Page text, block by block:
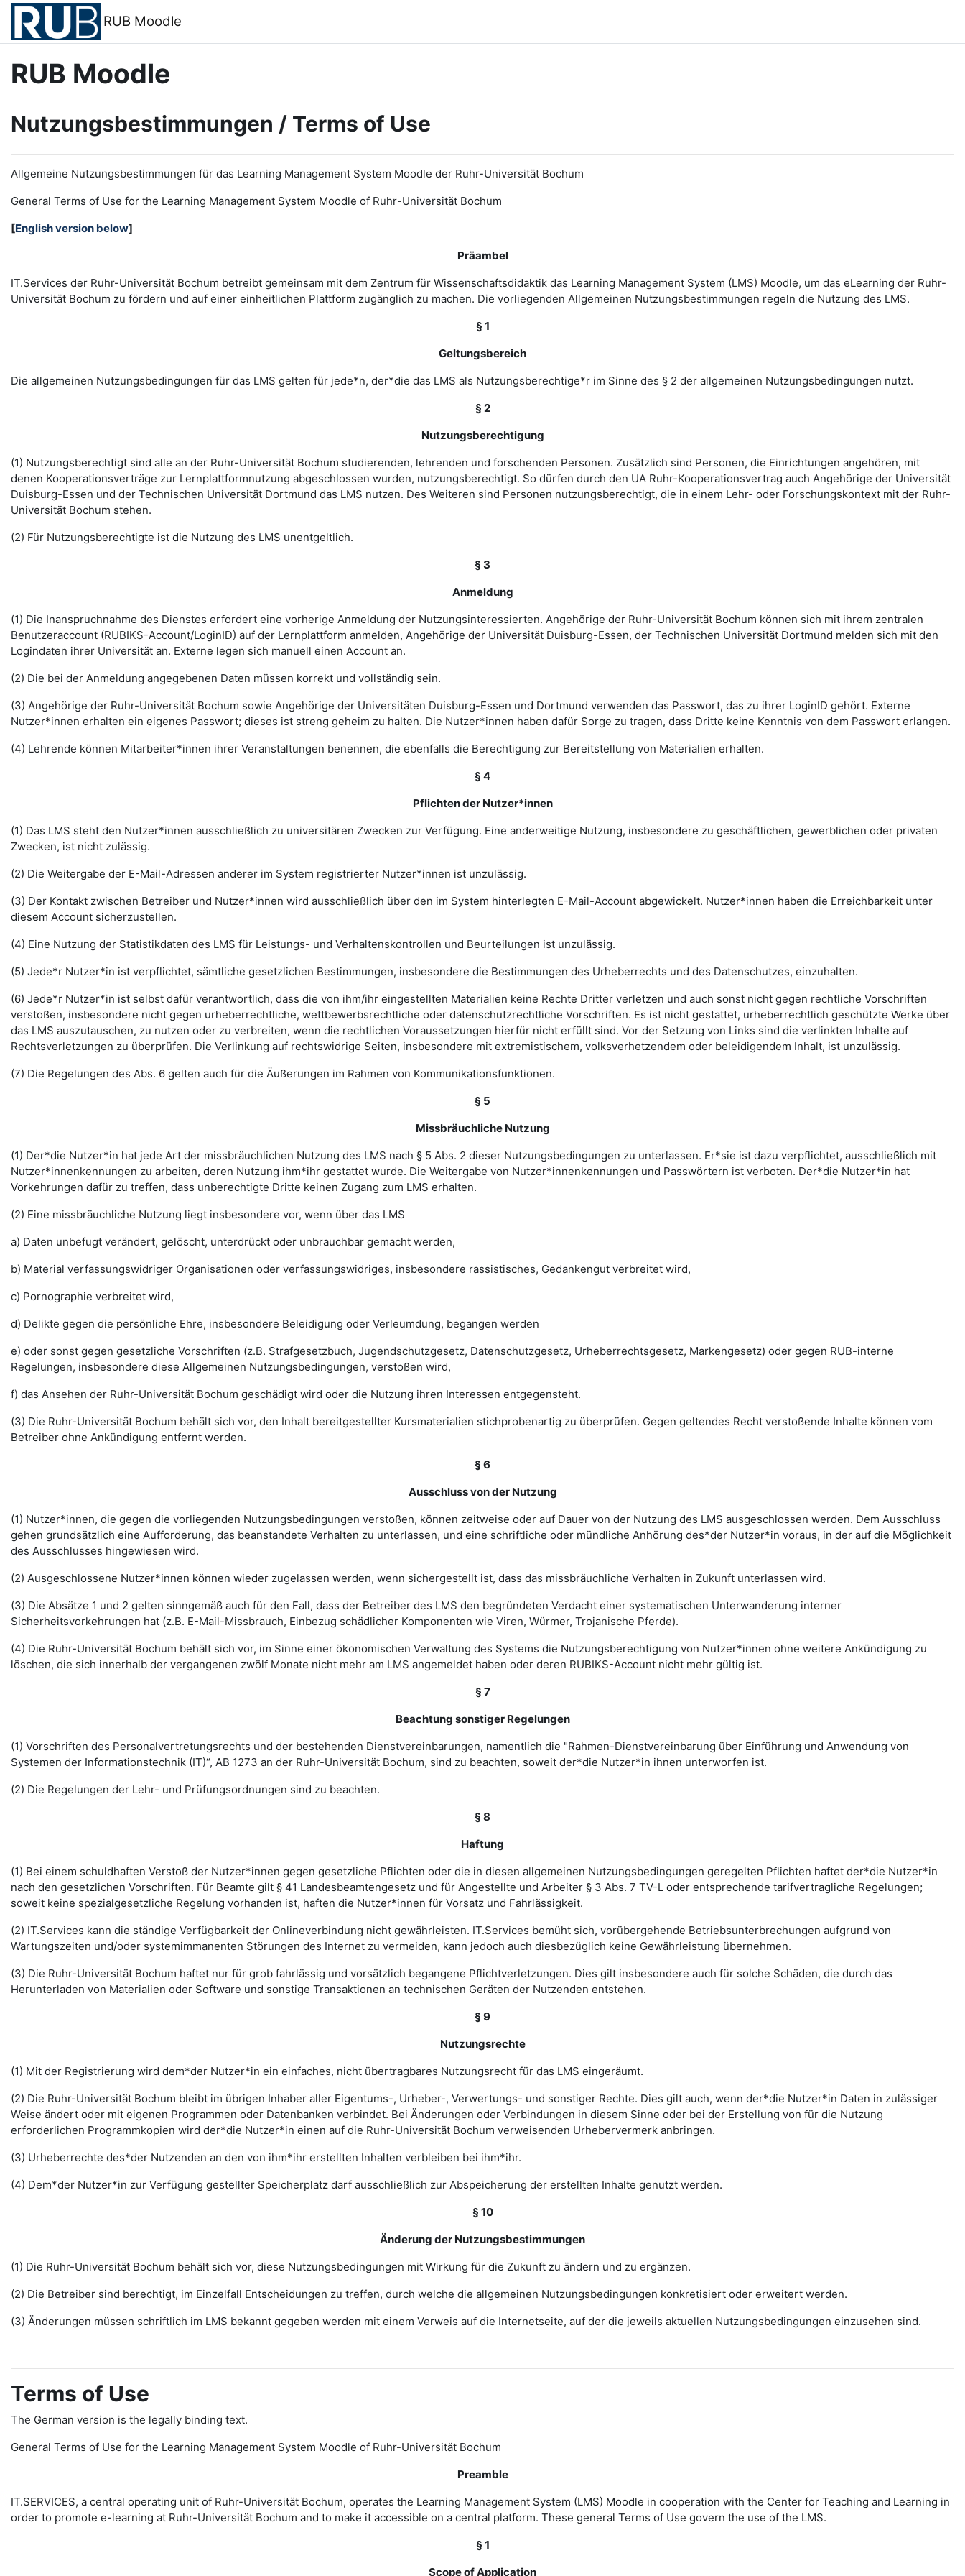
Zum Hauptinhalt
RUB Moodle
RUB Moodle
Nutzungsbestimmungen / Terms of Use
Allgemeine Nutzungsbestimmungen für das Learning Management System Moodle der Ruhr-Universität Bochum
General Terms of Use for the Learning Management System Moodle of Ruhr-Universität Bochum
[English version below]
Präambel
IT.Services der Ruhr-Universität Bochum betreibt gemeinsam mit dem Zentrum für Wissenschaftsdidaktik das Learning Management System (LMS) Moodle, um das eLearning der Ruhr-
Universität Bochum zu fördern und auf einer einheitlichen Plattform zugänglich zu machen. Die vorliegenden Allgemeinen Nutzungsbestimmungen regeln die Nutzung des LMS.
§ 1
Geltungsbereich
Die allgemeinen Nutzungsbedingungen für das LMS gelten für jede*n, der*die das LMS als Nutzungsberechtige*r im Sinne des § 2 der allgemeinen Nutzungsbedingungen nutzt.
§ 2
Nutzungsberechtigung
(1) Nutzungsberechtigt sind alle an der Ruhr-Universität Bochum studierenden, lehrenden und forschenden Personen. Zusätzlich sind Personen, die Einrichtungen angehören, mit
denen Kooperationsverträge zur Lernplattformnutzung abgeschlossen wurden, nutzungsberechtigt. So dürfen durch den UA Ruhr-Kooperationsvertrag auch Angehörige der Universität
Duisburg-Essen und der Technischen Universität Dortmund das LMS nutzen. Des Weiteren sind Personen nutzungsberechtigt, die in einem Lehr- oder Forschungskontext mit der Ruhr-
Universität Bochum stehen.
(2) Für Nutzungsberechtigte ist die Nutzung des LMS unentgeltlich.
§ 3
Anmeldung
(1) Die Inanspruchnahme des Dienstes erfordert eine vorherige Anmeldung der Nutzungsinteressierten. Angehörige der Ruhr-Universität Bochum können sich mit ihrem zentralen
Benutzeraccount (RUBIKS-Account/LoginID) auf der Lernplattform anmelden, Angehörige der Universität Duisburg-Essen, der Technischen Universität Dortmund melden sich mit den
Logindaten ihrer Universität an. Externe legen sich manuell einen Account an.
(2) Die bei der Anmeldung angegebenen Daten müssen korrekt und vollständig sein.
(3) Angehörige der Ruhr-Universität Bochum sowie Angehörige der Universitäten Duisburg-Essen und Dortmund verwenden das Passwort, das zu ihrer LoginID gehört. Externe
Nutzer*innen erhalten ein eigenes Passwort; dieses ist streng geheim zu halten. Die Nutzer*innen haben dafür Sorge zu tragen, dass Dritte keine Kenntnis von dem Passwort erlangen.
(4) Lehrende können Mitarbeiter*innen ihrer Veranstaltungen benennen, die ebenfalls die Berechtigung zur Bereitstellung von Materialien erhalten.
§ 4
Pflichten der Nutzer*innen
(1) Das LMS steht den Nutzer*innen ausschließlich zu universitären Zwecken zur Verfügung. Eine anderweitige Nutzung, insbesondere zu geschäftlichen, gewerblichen oder privaten
Zwecken, ist nicht zulässig.
(2) Die Weitergabe der E-Mail-Adressen anderer im System registrierter Nutzer*innen ist unzulässig.
(3) Der Kontakt zwischen Betreiber und Nutzer*innen wird ausschließlich über den im System hinterlegten E-Mail-Account abgewickelt. Nutzer*innen haben die Erreichbarkeit unter
diesem Account sicherzustellen.
(4) Eine Nutzung der Statistikdaten des LMS für Leistungs- und Verhaltenskontrollen und Beurteilungen ist unzulässig.
(5) Jede*r Nutzer*in ist verpflichtet, sämtliche gesetzlichen Bestimmungen, insbesondere die Bestimmungen des Urheberrechts und des Datenschutzes, einzuhalten.
(6) Jede*r Nutzer*in ist selbst dafür verantwortlich, dass die von ihm/ihr eingestellten Materialien keine Rechte Dritter verletzen und auch sonst nicht gegen rechtliche Vorschriften
verstoßen, insbesondere nicht gegen urheberrechtliche, wettbewerbsrechtliche oder datenschutzrechtliche Vorschriften. Es ist nicht gestattet, urheberrechtlich geschützte Werke über
das LMS auszutauschen, zu nutzen oder zu verbreiten, wenn die rechtlichen Voraussetzungen hierfür nicht erfüllt sind. Vor der Setzung von Links sind die verlinkten Inhalte auf
Rechtsverletzungen zu überprüfen. Die Verlinkung auf rechtswidrige Seiten, insbesondere mit extremistischem, volksverhetzendem oder beleidigendem Inhalt, ist unzulässig.
(7) Die Regelungen des Abs. 6 gelten auch für die Äußerungen im Rahmen von Kommunikationsfunktionen.
§ 5
Missbräuchliche Nutzung
(1) Der*die Nutzer*in hat jede Art der missbräuchlichen Nutzung des LMS nach § 5 Abs. 2 dieser Nutzungsbedingungen zu unterlassen. Er*sie ist dazu verpflichtet, ausschließlich mit
Nutzer*innenkennungen zu arbeiten, deren Nutzung ihm*ihr gestattet wurde. Die Weitergabe von Nutzer*innenkennungen und Passwörtern ist verboten. Der*die Nutzer*in hat
Vorkehrungen dafür zu treffen, dass unberechtigte Dritte keinen Zugang zum LMS erhalten.
(2) Eine missbräuchliche Nutzung liegt insbesondere vor, wenn über das LMS
a) Daten unbefugt verändert, gelöscht, unterdrückt oder unbrauchbar gemacht werden,
b) Material verfassungswidriger Organisationen oder verfassungswidriges, insbesondere rassistisches, Gedankengut verbreitet wird,
c) Pornographie verbreitet wird,
d) Delikte gegen die persönliche Ehre, insbesondere Beleidigung oder Verleumdung, begangen werden
e) oder sonst gegen gesetzliche Vorschriften (z.B. Strafgesetzbuch, Jugendschutzgesetz, Datenschutzgesetz, Urheberrechtsgesetz, Markengesetz) oder gegen RUB-interne
Regelungen, insbesondere diese Allgemeinen Nutzungsbedingungen, verstoßen wird,
f) das Ansehen der Ruhr-Universität Bochum geschädigt wird oder die Nutzung ihren Interessen entgegensteht.
(3) Die Ruhr-Universität Bochum behält sich vor, den Inhalt bereitgestellter Kursmaterialien stichprobenartig zu überprüfen. Gegen geltendes Recht verstoßende Inhalte können vom
Betreiber ohne Ankündigung entfernt werden.
§ 6
Ausschluss von der Nutzung
(1) Nutzer*innen, die gegen die vorliegenden Nutzungsbedingungen verstoßen, können zeitweise oder auf Dauer von der Nutzung des LMS ausgeschlossen werden. Dem Ausschluss
gehen grundsätzlich eine Aufforderung, das beanstandete Verhalten zu unterlassen, und eine schriftliche oder mündliche Anhörung des*der Nutzer*in voraus, in der auf die Möglichkeit
des Ausschlusses hingewiesen wird.
(2) Ausgeschlossene Nutzer*innen können wieder zugelassen werden, wenn sichergestellt ist, dass das missbräuchliche Verhalten in Zukunft unterlassen wird.
(3) Die Absätze 1 und 2 gelten sinngemäß auch für den Fall, dass der Betreiber des LMS den begründeten Verdacht einer systematischen Unterwanderung interner
Sicherheitsvorkehrungen hat (z.B. E-Mail-Missbrauch, Einbezug schädlicher Komponenten wie Viren, Würmer, Trojanische Pferde).
(4) Die Ruhr-Universität Bochum behält sich vor, im Sinne einer ökonomischen Verwaltung des Systems die Nutzungsberechtigung von Nutzer*innen ohne weitere Ankündigung zu
löschen, die sich innerhalb der vergangenen zwölf Monate nicht mehr am LMS angemeldet haben oder deren RUBIKS-Account nicht mehr gültig ist.
§ 7
Beachtung sonstiger Regelungen
(1) Vorschriften des Personalvertretungsrechts und der bestehenden Dienstvereinbarungen, namentlich die "Rahmen-Dienstvereinbarung über Einführung und Anwendung von
Systemen der Informationstechnik (IT)“, AB 1273 an der Ruhr-Universität Bochum, sind zu beachten, soweit der*die Nutzer*in ihnen unterworfen ist.
(2) Die Regelungen der Lehr- und Prüfungsordnungen sind zu beachten.
§ 8
Haftung
(1) Bei einem schuldhaften Verstoß der Nutzer*innen gegen gesetzliche Pflichten oder die in diesen allgemeinen Nutzungsbedingungen geregelten Pflichten haftet der*die Nutzer*in
nach den gesetzlichen Vorschriften. Für Beamte gilt § 41 Landesbeamtengesetz und für Angestellte und Arbeiter § 3 Abs. 7 TV-L oder entsprechende tarifvertragliche Regelungen;
soweit keine spezialgesetzliche Regelung vorhanden ist, haften die Nutzer*innen für Vorsatz und Fahrlässigkeit.
(2) IT.Services kann die ständige Verfügbarkeit der Onlineverbindung nicht gewährleisten. IT.Services bemüht sich, vorübergehende Betriebsunterbrechungen aufgrund von
Wartungszeiten und/oder systemimmanenten Störungen des Internet zu vermeiden, kann jedoch auch diesbezüglich keine Gewährleistung übernehmen.
(3) Die Ruhr-Universität Bochum haftet nur für grob fahrlässig und vorsätzlich begangene Pflichtverletzungen. Dies gilt insbesondere auch für solche Schäden, die durch das
Herunterladen von Materialien oder Software und sonstige Transaktionen an technischen Geräten der Nutzenden entstehen.
§ 9
Nutzungsrechte
(1) Mit der Registrierung wird dem*der Nutzer*in ein einfaches, nicht übertragbares Nutzungsrecht für das LMS eingeräumt.
(2) Die Ruhr-Universität Bochum bleibt im übrigen Inhaber aller Eigentums-, Urheber-, Verwertungs- und sonstiger Rechte. Dies gilt auch, wenn der*die Nutzer*in Daten in zulässiger
Weise ändert oder mit eigenen Programmen oder Datenbanken verbindet. Bei Änderungen oder Verbindungen in diesem Sinne oder bei der Erstellung von für die Nutzung
erforderlichen Programmkopien wird der*die Nutzer*in einen auf die Ruhr-Universität Bochum verweisenden Urhebervermerk anbringen.
(3) Urheberrechte des*der Nutzenden an den von ihm*ihr erstellten Inhalten verbleiben bei ihm*ihr.
(4) Dem*der Nutzer*in zur Verfügung gestellter Speicherplatz darf ausschließlich zur Abspeicherung der erstellten Inhalte genutzt werden.
§ 10
Änderung der Nutzungsbestimmungen
(1) Die Ruhr-Universität Bochum behält sich vor, diese Nutzungsbedingungen mit Wirkung für die Zukunft zu ändern und zu ergänzen.
(2) Die Betreiber sind berechtigt, im Einzelfall Entscheidungen zu treffen, durch welche die allgemeinen Nutzungsbedingungen konkretisiert oder erweitert werden.
(3) Änderungen müssen schriftlich im LMS bekannt gegeben werden mit einem Verweis auf die Internetseite, auf der die jeweils aktuellen Nutzungsbedingungen einzusehen sind.
Terms of Use
The German version is the legally binding text.
General Terms of Use for the Learning Management System Moodle of Ruhr-Universität Bochum
Preamble
IT.SERVICES, a central operating unit of Ruhr-Universität Bochum, operates the Learning Management System (LMS) Moodle in cooperation with the Center for Teaching and Learning in
order to promote e-learning at Ruhr-Universität Bochum and to make it accessible on a central platform. These general Terms of Use govern the use of the LMS.
§ 1
Scope of Application